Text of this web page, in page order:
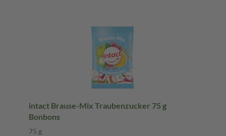
intact Brause-Mix Traubenzucker 75 g
Bonbons
75 g